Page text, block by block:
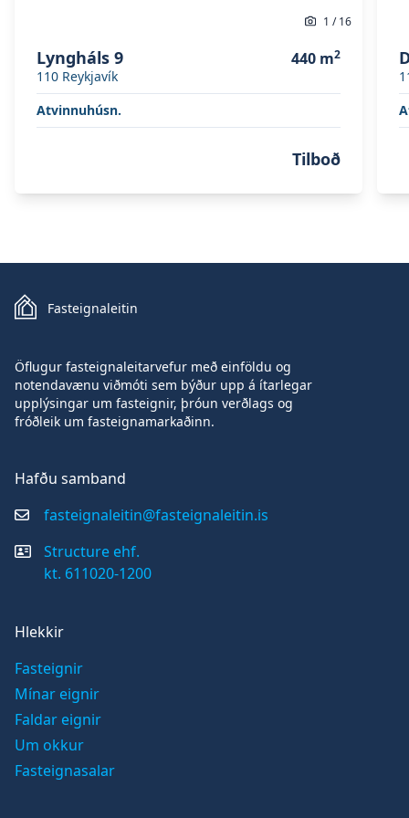
1 /16
Lyngháls 9
110 Reykjavík
440m2
Atvinnuhúsn.
Tilboð
Fasteignaleitin
Öflugur fasteignaleitarvefur með einföldu og
notendavænu viðmóti sem býður upp á ítarlegar
upplýsingar um fasteignir, þróun verðlags og
fróðleik um fasteignamarkaðinn.
Hafðu samband
fasteignaleitin@fasteignaleitin.is
Structure ehf.
kt. 611020-1200
Hlekkir
Fasteignir
Mínar eignir
Faldar eignir
Um okkur
Fasteignasalar